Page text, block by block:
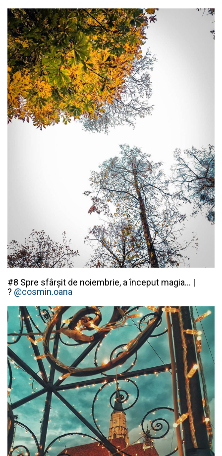
#8 Spre sfârșit de noiembrie, a început magia… |
? @cosmin.oana